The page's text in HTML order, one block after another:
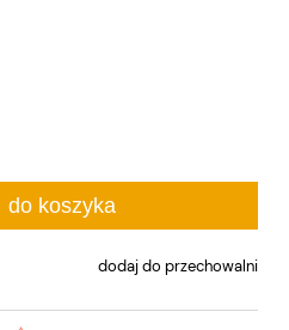
do koszyka
dodaj do przechowalni